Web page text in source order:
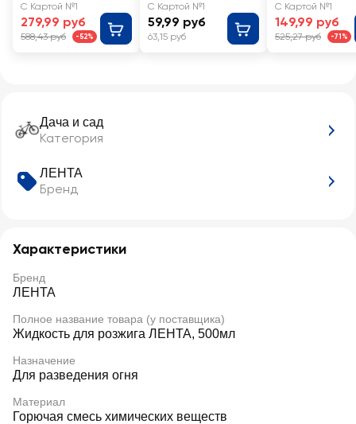
Дача и сад
Категория
ЛЕНТА
Бренд
Характеристики
Бренд
ЛЕНТА
Полное название товара (у поставщика)
Жидкость для розжига ЛЕНТА, 500мл
Назначение
Для разведения огня
Материал
Горючая смесь химических веществ
С Картой №1
279,99 руб
588,43 руб -52%
С Картой №1
59,99 руб
63,15 руб
С Картой №1
149,99 руб
525,27 руб -71%